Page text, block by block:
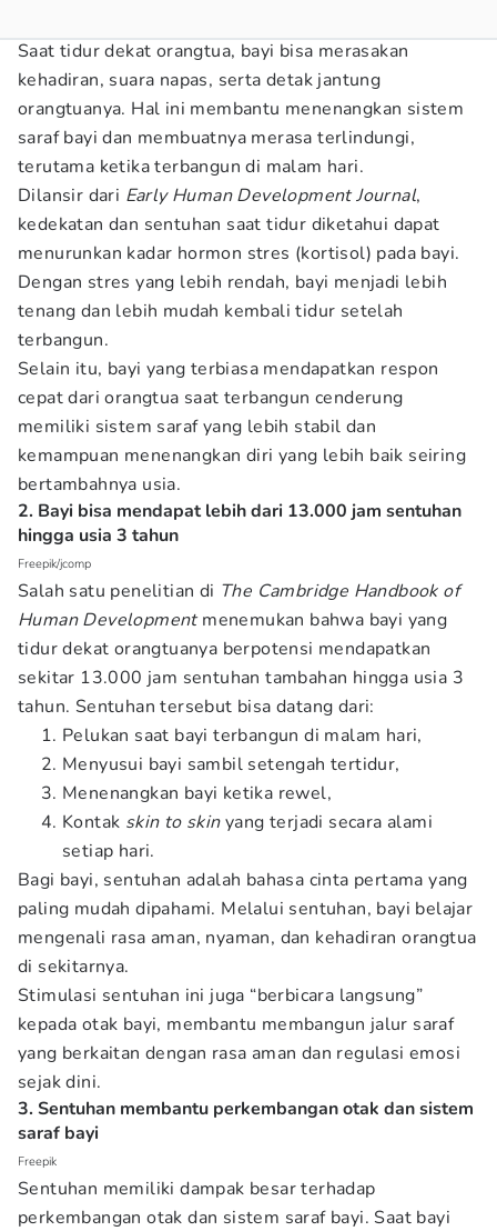
Saat tidur dekat orangtua, bayi bisa merasakan
kehadiran, suara napas, serta detak jantung
orangtuanya. Hal ini membantu menenangkan sistem
saraf bayi dan membuatnya merasa terlindungi,
terutama ketika terbangun di malam hari.
Dilansir dari Early Human Development Journal,
kedekatan dan sentuhan saat tidur diketahui dapat
menurunkan kadar hormon stres (kortisol) pada bayi.
Dengan stres yang lebih rendah, bayi menjadi lebih
tenang dan lebih mudah kembali tidur setelah
terbangun.
Selain itu, bayi yang terbiasa mendapatkan respon
cepat dari orangtua saat terbangun cenderung
memiliki sistem saraf yang lebih stabil dan
kemampuan menenangkan diri yang lebih baik seiring
bertambahnya usia.
2. Bayi bisa mendapat lebih dari 13.000 jam sentuhan
hingga usia 3 tahun
Freepik/jcomp
Salah satu penelitian di The Cambridge Handbook of
Human Developmentmenemukan bahwa bayi yang
tidur dekat orangtuanya berpotensi mendapatkan
sekitar 13.000 jam sentuhan tambahan hingga usia 3
tahun. Sentuhan tersebut bisa datang dari:
Pelukan saat bayi terbangun di malam hari,
Menyusui bayi sambil setengah tertidur,
Menenangkan bayi ketika rewel,
Kontak skin to skinyang terjadi secara alami
setiap hari.
Bagi bayi, sentuhan adalah bahasa cinta pertama yang
paling mudah dipahami. Melalui sentuhan, bayi belajar
mengenali rasa aman, nyaman, dan kehadiran orangtua
di sekitarnya.
Stimulasi sentuhan ini juga “berbicara langsung”
kepada otak bayi, membantu membangun jalur saraf
yang berkaitan dengan rasa aman dan regulasi emosi
sejak dini.
3. Sentuhan membantu perkembangan otak dan sistem
saraf bayi
Freepik
Sentuhan memiliki dampak besar terhadap
perkembangan otak dan sistem saraf bayi. Saat bayi